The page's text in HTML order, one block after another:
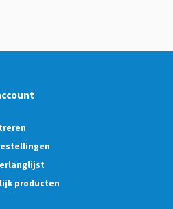
producten